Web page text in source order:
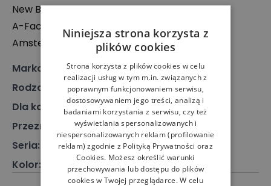
New Balance Europe BV
A-Factorij, Pilotenstraat 35 – 45, 1059 CH
Amsterdam, Holandia
Marka
New Balance
Rodzaj
Obuwie, Sneakersy
Dla kogo
Dla niego, Dla niej
Przeznaczenie:Buty klasyczne
Seria:
373
Kolor:
Niniejsza strona korzysta z
plików cookies
Strona korzysta z plików cookies w celu
realizacji usług w tym m.in. związanych z
poprawnym funkcjonowaniem serwisu,
dostosowywaniem jego treści, analizą i
badaniami korzystania z serwisu, czy też
wyświetlania spersonalizowanych i
niespersonalizowanych reklam (profilowanie
reklam) zgodnie z Polityką Prywatności oraz
Cookies. Możesz określić warunki
przechowywania lub dostępu do plików
cookies w Twojej przeglądarce. W celu